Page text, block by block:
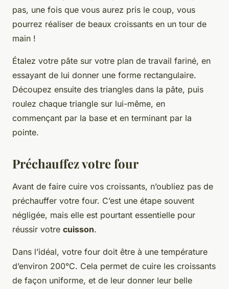
pas, une fois que vous aurez pris le coup, vous
pourrez réaliser de beaux croissants en un tour de
main !
Étalez votre pâte sur votre plan de travail fariné, en
essayant de lui donner une forme rectangulaire.
Découpez ensuite des triangles dans la pâte, puis
roulez chaque triangle sur lui-même, en
commençant par la base et en terminant par la
pointe.
Préchauffez votre four
Avant de faire cuire vos croissants, n’oubliez pas de
préchauffer votre four. C’est une étape souvent
négligée, mais elle est pourtant essentielle pour
réussir votre cuisson.
Dans l’idéal, votre four doit être à une température
d’environ 200°C. Cela permet de cuire les croissants
de façon uniforme, et de leur donner leur belle